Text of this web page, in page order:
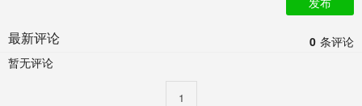
0 条评论
最新评论
暂无评论
1